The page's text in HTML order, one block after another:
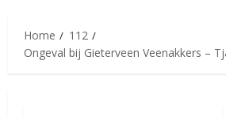
Home
112
Ongeval bij Gieterveen Veenakkers –